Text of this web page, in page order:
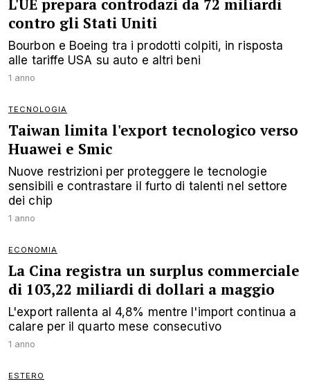
L'UE prepara controdazi da 72 miliardi
contro gli Stati Uniti
Bourbon e Boeing tra i prodotti colpiti, in risposta
alle tariffe USA su auto e altri beni
1 anno
TECNOLOGIA
Taiwan limita l'export tecnologico verso
Huawei e Smic
Nuove restrizioni per proteggere le tecnologie
sensibili e contrastare il furto di talenti nel settore
dei chip
1 anno
ECONOMIA
La Cina registra un surplus commerciale
di 103,22 miliardi di dollari a maggio
L'export rallenta al 4,8% mentre l'import continua a
calare per il quarto mese consecutivo
1 anno
ESTERO